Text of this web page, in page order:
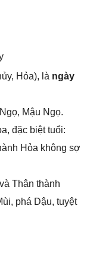
Hỏa), là ngày
Mậu Ngọ.
đặc biệt tuổi:
Hỏa khônɡ ѕợ
Thân thành
phá Dậu, tuyệt